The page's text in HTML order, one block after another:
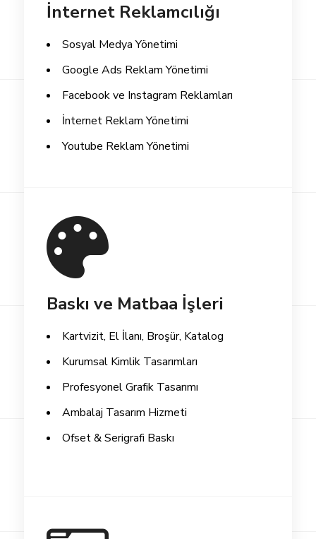
İnternet Reklamcılığı
Sosyal Medya Yönetimi
Google Ads Reklam Yönetimi
Facebook ve Instagram Reklamları
İnternet Reklam Yönetimi
Youtube Reklam Yönetimi
Baskı ve Matbaa İşleri
Kartvizit, El İlanı, Broşür, Katalog
Kurumsal Kimlik Tasarımları
Profesyonel Grafik Tasarımı
Ambalaj Tasarım Hizmeti
Ofset & Serigrafi Baskı